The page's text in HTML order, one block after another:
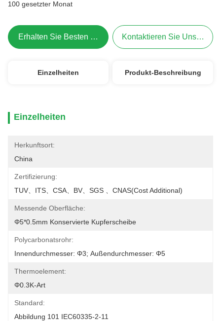
100 gesetzter Monat
Erhalten Sie Besten Preis Kontaktieren Sie Uns Jetzt
Einzelheiten Produkt-Beschreibung
Einzelheiten
Herkunftsort:
China
Zertifizierung:
TUV、ITS、CSA、BV、SGS 、CNAS(cost Additional)
Messende Oberfläche:
Φ5*0.5mm Konservierte Kupferscheibe
Polycarbonatsrohr:
Innendurchmesser: Φ3; Außendurchmesser: Φ5
Thermoelement:
Φ0.3K-Art
Standard:
Abbildung 101 IEC60335-2-11